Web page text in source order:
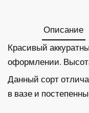
Описание
Красивый
оформлении.
Данный сорт
в вазе и